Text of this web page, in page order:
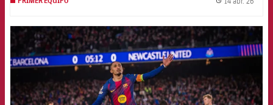
FCB Barcelona badge